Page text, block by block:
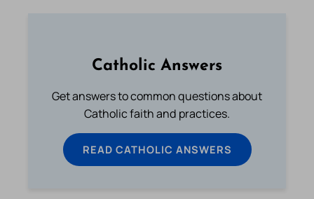
Catholic Answers
Get answers to common questions about
Catholic faith and practices.
READ CATHOLIC ANSWERS